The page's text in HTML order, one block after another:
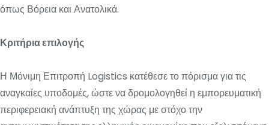
όπως Βόρεια και Ανατολικά.
Κριτήρια επιλογής
Η Μόνιμη Επιτροπή Logistics κατέθεσε το πόρισμα για τις
αναγκαίες υποδομές, ώστε να δρομολογηθεί η εμπορευματική
περιφερειακή ανάπτυξη της χώρας με στόχο την